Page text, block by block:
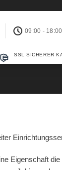
09:00 - 18:00
SSL SICHERER
Eigenschaft